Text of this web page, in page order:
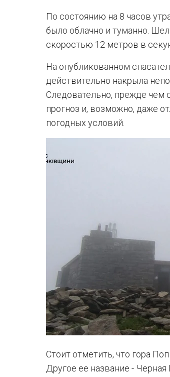
По состоянию на 8 часов
было облачно и туманно.
скоростью 12 метров в
На опубликованном
действительно накрыла
Следовательно, прежде чем
прогноз и, возможно, даже
погодных условий.
Стоит отметить, что гора
Другое ее название - Черная